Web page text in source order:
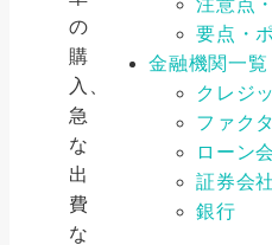
の
購
入、
急
な
出
費
な
注意点
要点・
金融機関一覧
クレジ
ファク
ローン
証券会社
銀行